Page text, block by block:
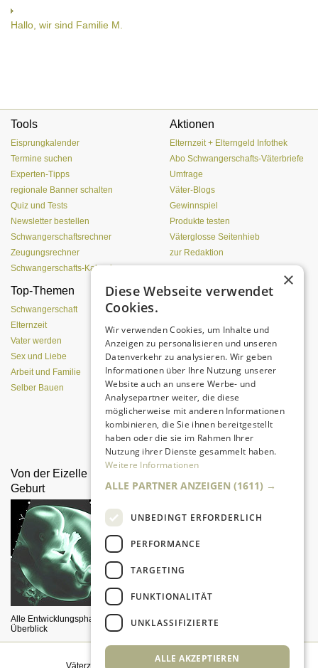
Hallo, wir sind Familie M.
Tools
Eisprungkalender
Termine suchen
Experten-Tipps
regionale Banner schalten
Quiz und Tests
Newsletter bestellen
Schwangerschaftsrechner
Zeugungsrechner
Schwangerschafts-Kalender
Aktionen
Elternzeit + Elterngeld Infothek
Abo Schwangerschafts-Väterbriefe
Umfrage
Väter-Blogs
Gewinnspiel
Produkte testen
Väterglosse Seitenhieb
zur Redaktion
Top-Themen
Schwangerschaft
Elternzeit
Vater werden
Sex und Liebe
Arbeit und Familie
Selber Bauen
Einen Lehmofen
Da sind Kinder mit Begeisterung
dabei.
Von der Eizelle bis zur
Geburt
Alle Entwicklungsphasen im
Überblick
×
Diese Webseite verwendet
Cookies.
Wir verwenden Cookies, um Inhalte und
Anzeigen zu personalisieren und unseren
Datenverkehr zu analysieren. Wir geben
Informationen über Ihre Nutzung unserer
Website auch an unsere Werbe- und
Analysepartner weiter, die diese
möglicherweise mit anderen Informationen
kombinieren, die Sie ihnen bereitgestellt
haben oder die sie im Rahmen Ihrer
Nutzung ihrer Dienste gesammelt haben.
Weitere Informationen
ALLE PARTNER ANZEIGEN (1611) →
UNBEDINGT ERFORDERLICH
PERFORMANCE
TARGETING
FUNKTIONALITÄT
UNKLASSIFIZIERTE
ALLE AKZEPTIEREN